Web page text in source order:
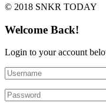
© 2018 SNKR TODAY
Welcome Back!
Login to your account